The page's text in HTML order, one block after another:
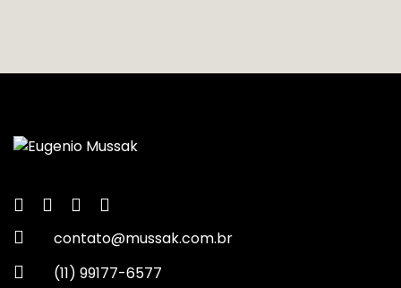
contato@mussak.com.br
(11) 99177-6577